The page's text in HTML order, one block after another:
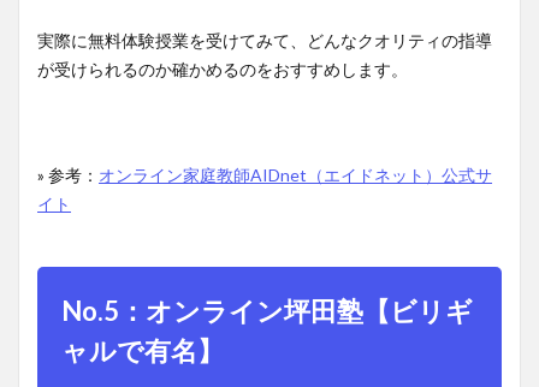
実際に無料体験授業を受けてみて、どんなクオリティの指導
が受けられるのか確かめるのをおすすめします。
» 参考： オンライン家庭教師AIDnet（エイドネット）公式サ
イト
No.5：オンライン坪田塾【ビリギ
ャルで有名】